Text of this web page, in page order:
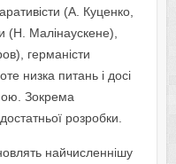
(А. Куценко,
(Н. Малінаускене),
германісти
низка питань і досі
Зокрема
розробки.
найчисленнішу